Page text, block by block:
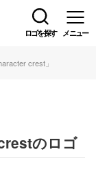
ロゴを探す メニュー
crest」
のロゴ